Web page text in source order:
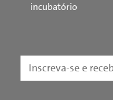
incubatório
Inscreva-se e